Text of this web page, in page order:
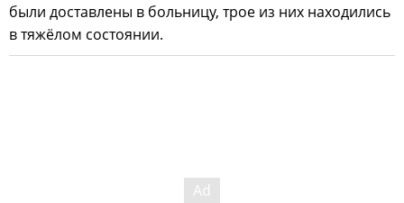
были доставлены в больницу, трое из них находились
в тяжёлом состоянии.